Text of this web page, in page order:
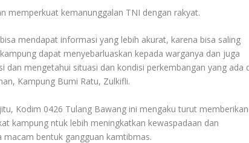
memperkuat kemanunggalan TNI dengan rakyat.
mendapat informasi yang lebih akurat, karena bisa saling
dapat menyebarluaskan kepada warganya dan juga
dan mengetahui situasi dan kondisi perkembangan yang ada
Kampung Bumi Ratu, Zulkifli.
Kodim 0426 Tulang Bawang ini mengaku turut memberikan
kampung ntuk lebih meningkatkan kewaspadaan dan
bentuk gangguan kamtibmas.